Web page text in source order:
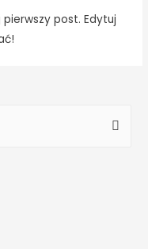
post. Edytuj